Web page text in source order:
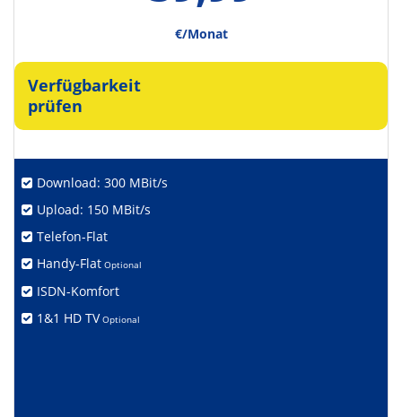
€/Monat
Verfügbarkeit
prüfen
Download: 300 MBit/s
Upload: 150 MBit/s
Telefon-Flat
Handy-Flat Optional
ISDN-Komfort
1&1 HD TV Optional